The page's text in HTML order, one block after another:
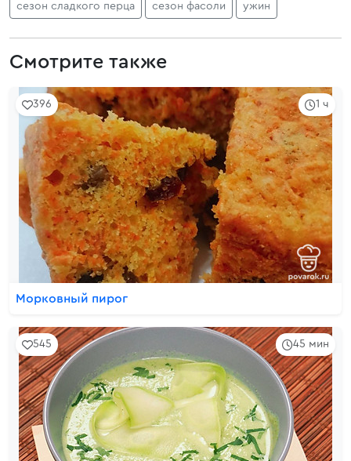
сезон сладкого перца сезон фасоли ужин
Смотрите также
1 ч
396
Морковный пирог
45 мин
545